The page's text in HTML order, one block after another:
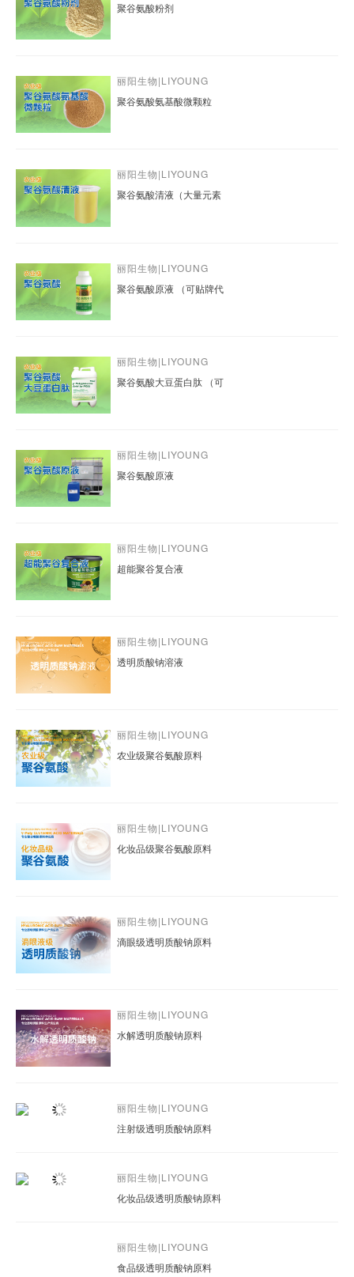
聚谷氨酸粉剂
丽阳生物|LIYOUNG
聚谷氨酸氨基酸微颗粒
丽阳生物|LIYOUNG
聚谷氨酸清液（大量元素
丽阳生物|LIYOUNG
聚谷氨酸原液 （可贴牌代
丽阳生物|LIYOUNG
聚谷氨酸大豆蛋白肽 （可
丽阳生物|LIYOUNG
聚谷氨酸原液
丽阳生物|LIYOUNG
超能聚谷复合液
丽阳生物|LIYOUNG
透明质酸钠溶液
丽阳生物|LIYOUNG
农业级聚谷氨酸原料
丽阳生物|LIYOUNG
化妆品级聚谷氨酸原料
丽阳生物|LIYOUNG
滴眼级透明质酸钠原料
丽阳生物|LIYOUNG
水解透明质酸钠原料
丽阳生物|LIYOUNG
注射级透明质酸钠原料
丽阳生物|LIYOUNG
化妆品级透明质酸钠原料
丽阳生物|LIYOUNG
食品级透明质酸钠原料